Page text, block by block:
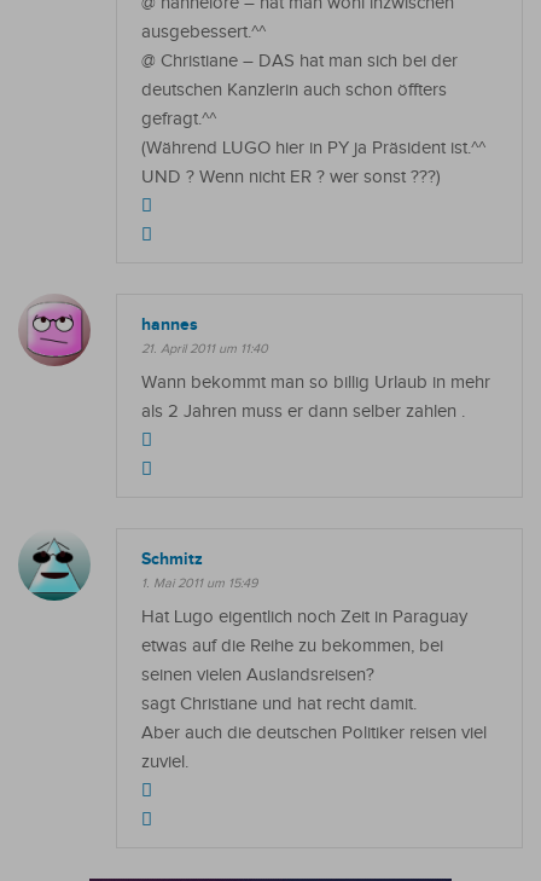
ausgebessert.^^
@ Christiane – DAS hat man sich bei der
deutschen Kanzlerin auch schon öffters
gefragt.^^
(Während LUGO hier in PY ja Präsident ist.^^
UND ? Wenn nicht ER ? wer sonst ???)
hannes
21. April 2011 um 11:40
Wann bekommt man so billig Urlaub in mehr
als 2 Jahren muss er dann selber zahlen .
Schmitz
1. Mai 2011 um 15:49
Hat Lugo eigentlich noch Zeit in Paraguay
etwas auf die Reihe zu bekommen, bei
seinen vielen Auslandsreisen?
sagt Christiane und hat recht damit.
Aber auch die deutschen Politiker reisen viel
zuviel.